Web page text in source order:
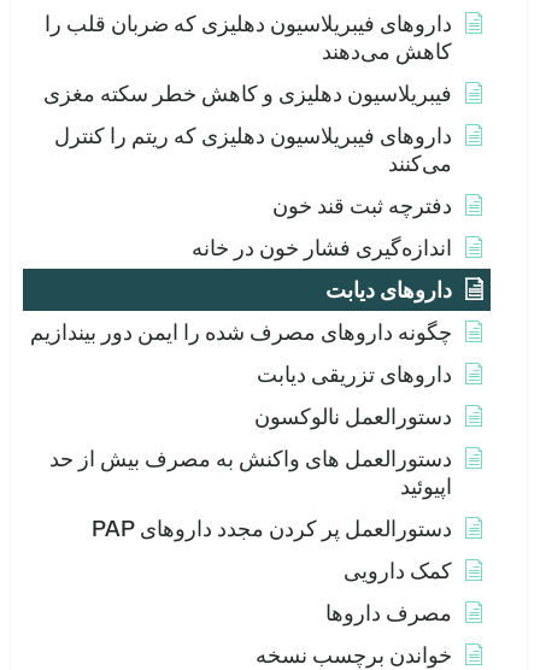
داروهای فیبریلاسیون دهلیزی که ضربان قلب را
کاهش می‌دهند
فیبریلاسیون دهلیزی و کاهش خطر سکته مغزی
داروهای فیبریلاسیون دهلیزی که ریتم را کنترل
می‌کنند
دفترچه ثبت قند خون
اندازه‌گیری فشار خون در خانه
داروهای دیابت
چگونه داروهای مصرف شده را ایمن دور بیندازیم
داروهای تزریقی دیابت
دستورالعمل نالوکسون
دستورالعمل های واکنش به مصرف بیش از حد
اپیوئید
دستورالعمل پر کردن مجدد داروهای PAP
کمک دارویی
مصرف داروها
خواندن برچسب نسخه